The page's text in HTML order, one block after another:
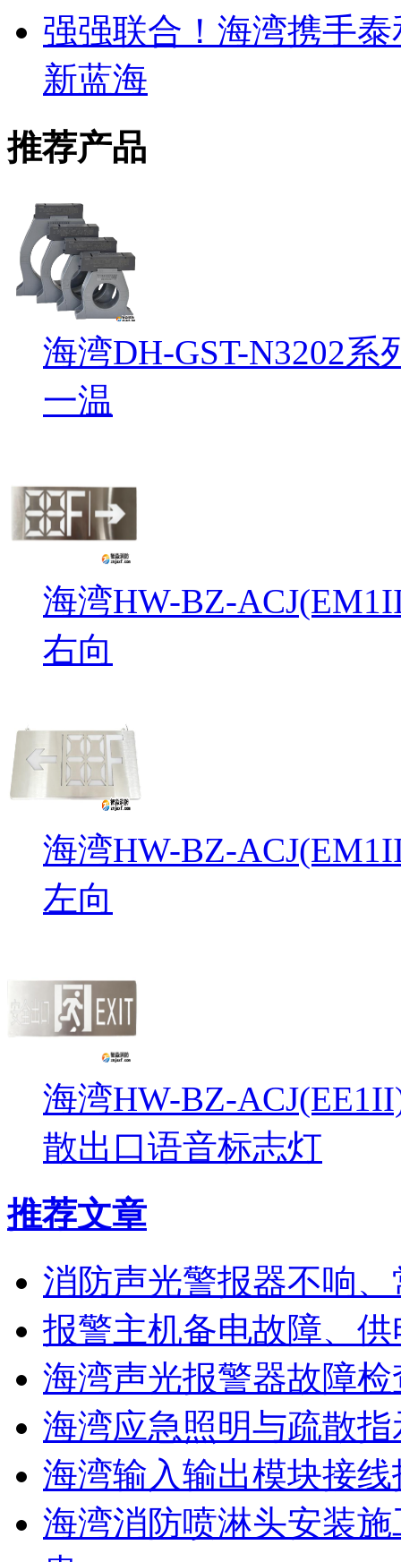
强强联合！海湾携手
新蓝海
推荐产品
海湾DH-GST-N3202
一温
海湾HW-BZ-
右向
海湾HW-BZ-
左向
海湾HW-BZ-
散出口语音标志灯
推荐文章
消防声光警报器不响
报警主机备电故障、
海湾声光报警器故障
海湾应急照明与疏散
海湾输入输出模块接
海湾消防喷淋头安装